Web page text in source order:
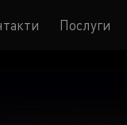
Послуги